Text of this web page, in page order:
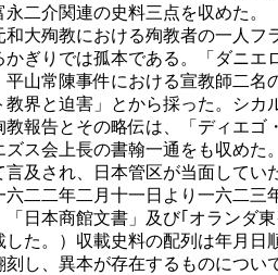
二介関連の史料三点を収めた。
大殉教における殉教者の一人
ぎりでは孤本である。「ダニ
山常陳事件における宣教師二
界と迫害」とから採った。シ
報告とその略伝は、「ディエ
ス会上長の書翰一通をも収めた
及され、日本管区が当面してい
二二年二月十一日より一六二
日本商館文書」及び｢オランダ
た。）収載史料の配列は年月日
し、異本が存在するものにつ